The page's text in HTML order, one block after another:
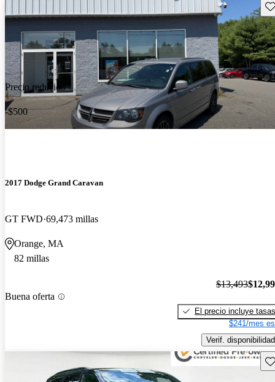
Precio reducido
-$500
2017 Dodge Grand Caravan
GT FWD 69,473 millas
Orange, MA
82 millas
Buena oferta
$13,493
El precio incluye tasas
$241/mes
Verif. disponibilidad